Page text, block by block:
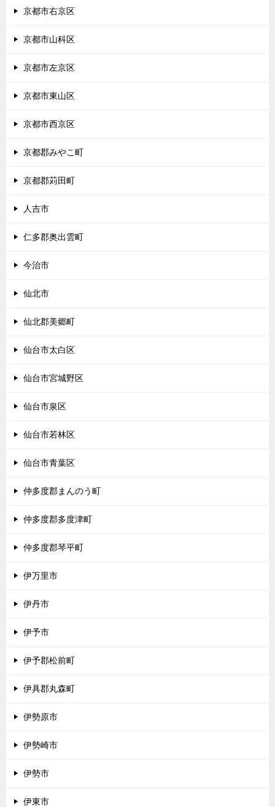
京都市右京区
京都市山科区
京都市左京区
京都市東山区
京都市西京区
京都郡みやこ町
京都郡苅田町
人吉市
仁多郡奥出雲町
今治市
仙北市
仙北郡美郷町
仙台市太白区
仙台市宮城野区
仙台市泉区
仙台市若林区
仙台市青葉区
仲多度郡まんのう町
仲多度郡多度津町
仲多度郡琴平町
伊万里市
伊丹市
伊予市
伊予郡松前町
伊具郡丸森町
伊勢原市
伊勢崎市
伊勢市
伊東市